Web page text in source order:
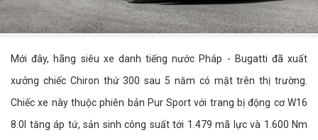
Mới đây, hãng siêu xe danh tiếng nước Pháp - Bugatti đã xuất
xưởng chiếc Chiron thứ 300 sau 5 năm có mặt trên thị trường.
Chiếc xe này thuộc phiên bản Pur Sport với trang bị động cơ W16
8.0l tăng áp tứ, sản sinh công suất tới 1.479 mã lực và 1.600 Nm